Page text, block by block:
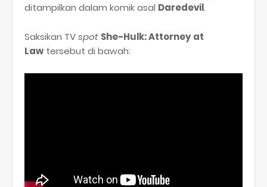
ditampilkan dalam komik asal Daredevil.
Saksikan TVspot She-Hulk: Attorney at
Law tersebut di bawah: